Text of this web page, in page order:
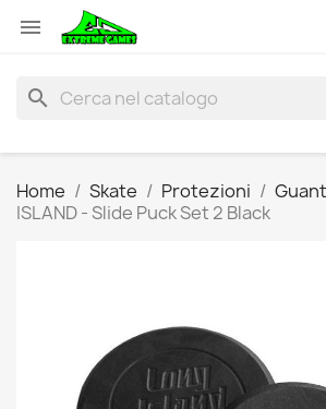

search
Home Skate Protezioni
ISLAND - Slide Puck Set 2 Black